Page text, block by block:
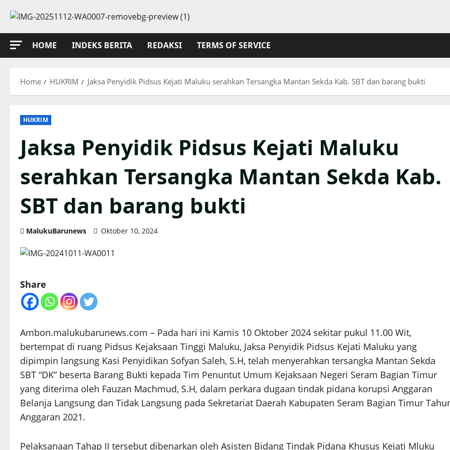
content
HOME
INDEKS BERITA REDAKSI TERMS OF SERVICE
Home HUKRIM Jaksa Penyidik Pidsus Kejati Maluku serahkan Tersangka Mantan Sekda Kab. SBT dan barang bukti
HUKRIM
Jaksa Penyidik Pidsus Kejati Maluku
serahkan Tersangka Mantan Sekda Kab.
SBT dan barang bukti
MalukuBarunews Oktober 10, 2024
Share
Ambon.malukubarunews.com – Pada hari ini Kamis 10 Oktober 2024 sekitar pukul 11.00 Wit,
bertempat di ruang Pidsus Kejaksaan Tinggi Maluku, Jaksa Penyidik Pidsus Kejati Maluku yang
dipimpin langsung Kasi Penyidikan Sofyan Saleh, S.H, telah menyerahkan tersangka Mantan Sekda
SBT “DK” beserta Barang Bukti kepada Tim Penuntut Umum Kejaksaan Negeri Seram Bagian Timur
yang diterima oleh Fauzan Machmud, S.H, dalam perkara dugaan tindak pidana korupsi Anggaran
Belanja Langsung dan Tidak Langsung pada Sekretariat Daerah Kabupaten Seram Bagian Timur
Anggaran 2021.
Pelaksanaan Tahap II tersebut dibenarkan oleh Asisten Bidang Tindak Pidana Khusus Kejati Mluku